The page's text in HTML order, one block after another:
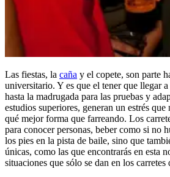
Las fiestas, la caña y el copete, son parte
universitario. Y es que el tener que llegar
hasta la madrugada para las pruebas y
estudios superiores, generan un estrés que
qué mejor forma que farreando. Los
para conocer personas, beber como si no
los pies en la pista de baile, sino que
únicas, como las que encontrarás en esta
situaciones que sólo se dan en los carretes